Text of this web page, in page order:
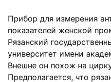
Прибор для измерения
показателей женской
Рязанский
университет имени
Внешне он похож на
Предполагается, что